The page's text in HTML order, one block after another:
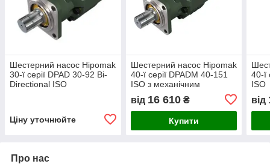
Шестерний насос Hipomak
30-ї серії DPAD 30-92 Bi-
Directional ISO
Ціну уточнюйте
Шестерний насос Hipomak
40-ї серії DPADM 40-151
ISO з механічним
від 16 610₴
Купити
40-ї
ISO
від
Про нас